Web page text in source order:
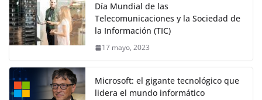
Día Mundial de las
Telecomunicaciones y la Sociedad de
la Información (TIC)
17 mayo, 2023
Microsoft: el gigante tecnológico que
lidera el mundo informático